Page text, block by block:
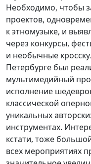
Необходимо, чтобы
проектов,
к этномузыке, и
через конкурсы,
и необычные
Петербурге был
мультимедийный
исполнение
классической
уникальных
инструментах.
кстати, тоже
всех мероприятиях